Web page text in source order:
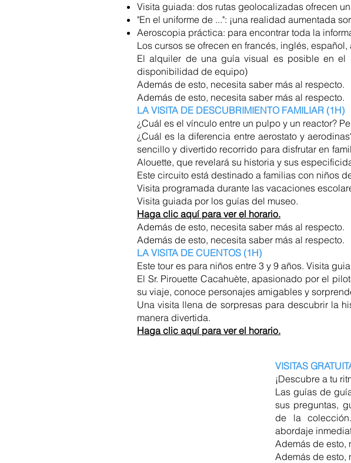
Visita guiada: dos rutas geolocalizadas ofrecen
"En el uniforme de ...": ¡una realidad aumentada
Aeroscopia práctica: para encontrar toda la
Los cursos se ofrecen en francés, inglés, español,
El alquiler de una guía visual es posible en
disponibilidad de equipo)
Además de esto, necesita saber más al respecto.
Además de esto, necesita saber más al respecto.
LA VISITA DE DESCUBRIMIENTO FAMILIAR (1H)
¿Cuál es el vínculo entre un pulpo y un reactor?
¿Cuál es la diferencia entre aerostato y
sencillo y divertido recorrido para disfrutar en
Alouette, que revelará su historia y sus
Este circuito está destinado a familias con niños
Visita programada durante las vacaciones
Visita guiada por los guías del museo.
Haga clic aquí para ver el horario.
Además de esto, necesita saber más al respecto.
Además de esto, necesita saber más al respecto.
LA VISITA DE CUENTOS (1H)
Este tour es para niños entre 3 y 9 años. Visita
El Sr. Pirouette Cacahuète, apasionado por el
su viaje, conoce personajes amigables y
Una visita llena de sorpresas para descubrir la
manera divertida.
Haga clic aquí para ver el horario.
VISITAS
¡Descubre a tu
Las guías de
sus preguntas,
de la
abordaje
Además de esto,
Además de esto,